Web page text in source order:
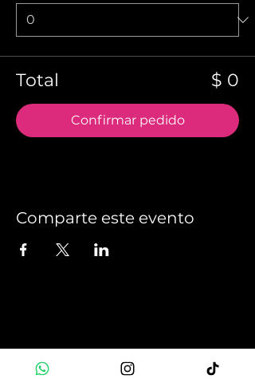
Total $ 0
Confirmar pedido
Comparte este evento